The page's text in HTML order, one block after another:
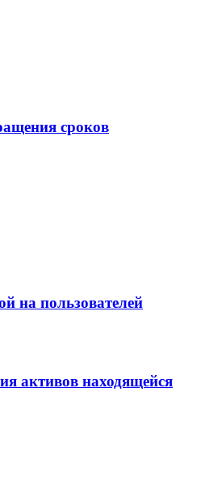
сроков
на пользователей
активов находящейся